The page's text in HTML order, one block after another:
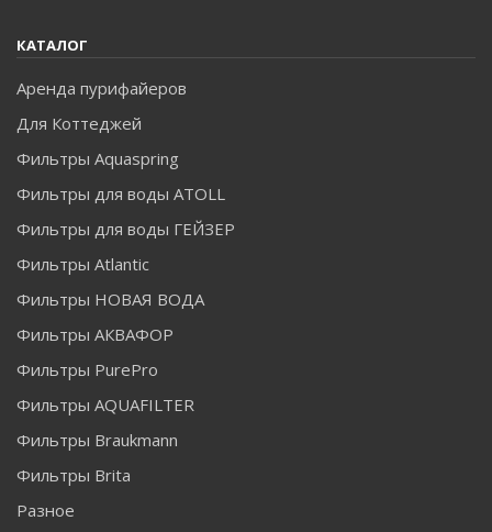
КАТАЛОГ
Аренда пурифайеров
Для Коттеджей
Фильтры Aquaspring
Фильтры для воды ATOLL
Фильтры для воды ГЕЙЗЕР
Фильтры Atlantic
Фильтры НОВАЯ ВОДА
Фильтры АКВАФОР
Фильтры PurePro
Фильтры AQUAFILTER
Фильтры Braukmann
Фильтры Brita
Разное